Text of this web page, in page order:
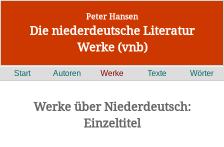
Peter Hansen
Die niederdeutsche Literatur
Werke (vnb)
Start Autoren Werke Texte Wörter
Werke über Niederdeutsch:
Einzeltitel